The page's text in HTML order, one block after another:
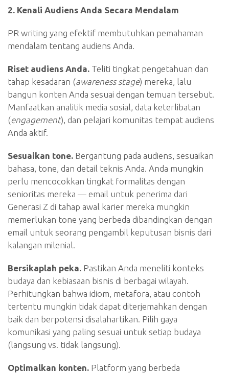
2. Kenali Audiens Anda Secara Mendalam
PR writing yang efektif membutuhkan pemahaman
mendalam tentang audiens Anda.
Riset audiens Anda. Teliti tingkat pengetahuan dan
tahap kesadaran (awareness stage) mereka, lalu
bangun konten Anda sesuai dengan temuan tersebut.
Manfaatkan analitik media sosial, data keterlibatan
(engagement), dan pelajari komunitas tempat audiens
Anda aktif.
Sesuaikan tone. Bergantung pada audiens, sesuaikan
bahasa, tone, dan detail teknis Anda. Anda mungkin
perlu mencocokkan tingkat formalitas dengan
senioritas mereka — email untuk penerima dari
Generasi Z di tahap awal karier mereka mungkin
memerlukan tone yang berbeda dibandingkan dengan
email untuk seorang pengambil keputusan bisnis dari
kalangan milenial.
Bersikaplah peka. Pastikan Anda meneliti konteks
budaya dan kebiasaan bisnis di berbagai wilayah.
Perhitungkan bahwa idiom, metafora, atau contoh
tertentu mungkin tidak dapat diterjemahkan dengan
baik dan berpotensi disalahartikan. Pilih gaya
komunikasi yang paling sesuai untuk setiap budaya
(langsung vs. tidak langsung).
Optimalkan konten. Platform yang berbeda